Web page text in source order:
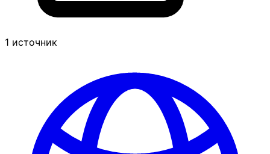
1 источник